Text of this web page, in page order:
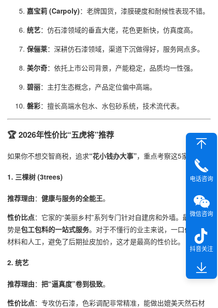
嘉宝莉 (Carpoly)：老牌国货，漆膜硬度和耐候性表现不错。
统艺：仿石漆领域的垂直大佬，花色更新快，仿真度高。
保俪莱：深耕仿石漆领域，渠道下沉做得好，服务网点多。
美尔奇：依托上市公司背景，产能稳定，品质均一性强。
碧丽：主打生态概念，产品定位偏中高端。
磐彩：擅长高端水包水、水包砂系统，技术流代表。
🏆 2026年性价比“五虎将”推荐
如果你不想交智商税，追求“花小钱办大事”，重点考察这5家：
1. 三棵树 (3trees)
推荐理由： 健康与服务的全能王。
性价比点：它家的“美丽乡村”系列专门针对自建房和外墙。最大的优
势是包工包料的一站式服务。对于不懂行的业主来说，一口价搞定
材料和人工，避免了后期扯皮加价，这才是最高的性价比。
2. 统艺
推荐理由： 把“逼真度”卷到极致。
性价比点：专攻仿石漆，色彩调配非常精准，能做出媲美天然石材
电话咨询
微信咨询
抖音关注